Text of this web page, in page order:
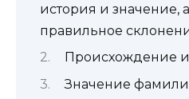
история и значение,
правильное
Происхождение
Значение